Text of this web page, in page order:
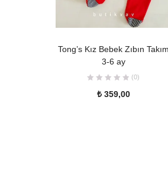
Tong’s Kız Bebek Zıbın Takım
3-6 ay
(0)
₺359,00